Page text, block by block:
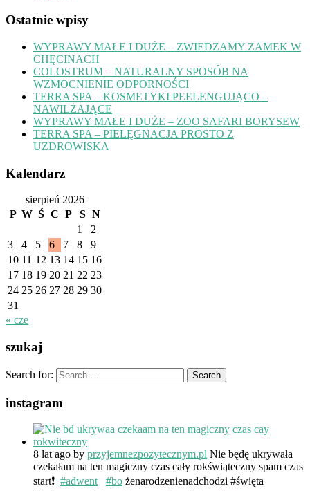
Ostatnie wpisy
WYPRAWY MAŁE I DUŻE – ZWIEDZAMY ZAMEK W
CHĘCINACH
COLOSTRUM – NATURALNY SPOSÓB NA
WZMOCNIENIE ODPORNOŚCI
TERRA SPA – KOSMETYKI PEELENGUJĄCO –
NAWILŻAJĄCE
WYPRAWY MAŁE I DUŻE – ZOO SAFARI BORYSEW
TERRA SPA – PIELĘGNACJA PROSTO Z
UZDROWISKA
Kalendarz
sierpień 2026
P W Ś C P S N
1
2
3
4 5 6 7 8
9
10 11 12 13 14 15 16
17 18 19 20 21 22 23
24 25 26 27 28 29 30
31
« cze
szukaj
Search for:
instagram
8 lat ago by przyjemnezpozytecznym.pl Nie będę ukrywała
czekałam na ten magiczny czas cały rokświąteczny spam czas
start❗️ #adwent #bo żenarodzenienadchodzi #święta